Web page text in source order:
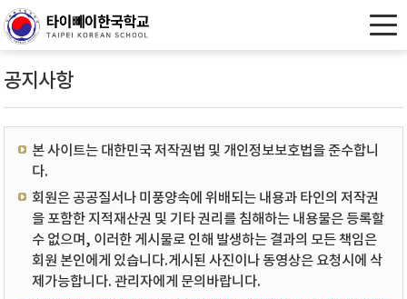
공지사항
본 사이트는 대한민국 저작권법 및 개인정보보호법을 준수합니
다.
회원은 공공질서나 미풍양속에 위배되는 내용과 타인의 저작권
을 포함한 지적재산권 및 기타 권리를 침해하는 내용물은 등록할
수 없으며, 이러한 게시물로 인해 발생하는 결과의 모든 책임은
회원 본인에게 있습니다.게시된 사진이나 동영상은 요청시에 삭
제가능합니다. 관리자에게 문의바랍니다.